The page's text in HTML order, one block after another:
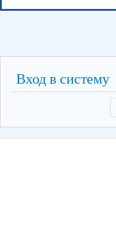
Вход в систему